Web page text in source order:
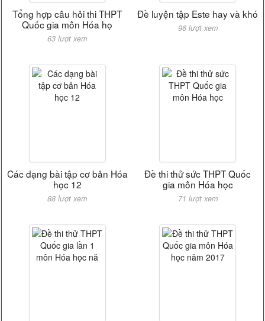
Tổng hợp câu hỏi thi THPT
Quốc gia môn Hóa họ
63 lượt xem
Đề luyện tập Este hay và khó
96 lượt xem
Các dạng bài tập cơ bản Hóa
học 12
88 lượt xem
Đề thi thử sức THPT Quốc
gia môn Hóa học
71 lượt xem